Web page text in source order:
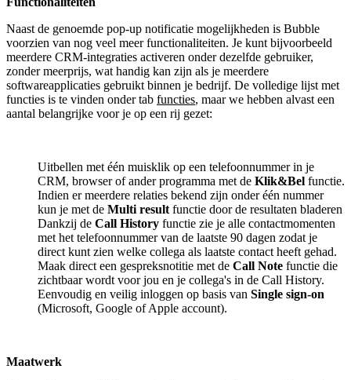
Naast de genoemde pop-up notificatie mogelijkheden is Bubble
voorzien van nog veel meer functionaliteiten. Je kunt bijvoorbeeld
meerdere CRM-integraties activeren onder dezelfde gebruiker,
zonder meerprijs, wat handig kan zijn als je meerdere
softwareapplicaties gebruikt binnen je bedrijf. De volledige lijst met
functies is te vinden onder tab functies, maar we hebben alvast een
aantal belangrijke voor je op een rij gezet:
Uitbellen met één muisklik op een telefoonnummer in je
CRM, browser of ander programma met de Klik&Bel functie.
Indien er meerdere relaties bekend zijn onder één nummer
kun je met de Multi result functie door de resultaten bladeren
Dankzij de Call History functie zie je alle contactmomenten
met het telefoonnummer van de laatste 90 dagen zodat je
direct kunt zien welke collega als laatste contact heeft gehad.
Maak direct een gespreksnotitie met de Call Note functie die
zichtbaar wordt voor jou en je collega's in de Call History.
Eenvoudig en veilig inloggen op basis van Single sign-on
(Microsoft, Google of Apple account).
Maatwerk